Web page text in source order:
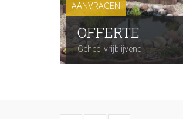
AANVRAGEN
OFFERTE
Geheel vrijblijvend!